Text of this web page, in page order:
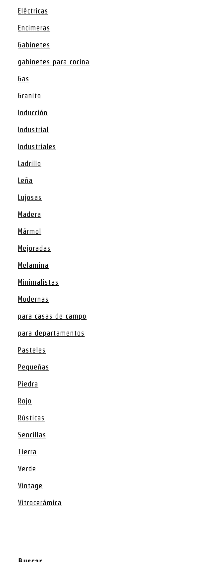
Eléctricas
Encimeras
Gabinetes
gabinetes para cocina
Gas
Granito
Inducción
Industrial
Industriales
Ladrillo
Leña
Lujosas
Madera
Mármol
Mejoradas
Melamina
Minimalistas
Modernas
para casas de campo
para departamentos
Pasteles
Pequeñas
Piedra
Rojo
Rústicas
Sencillas
Tierra
Verde
Vintage
Vitrocerámica